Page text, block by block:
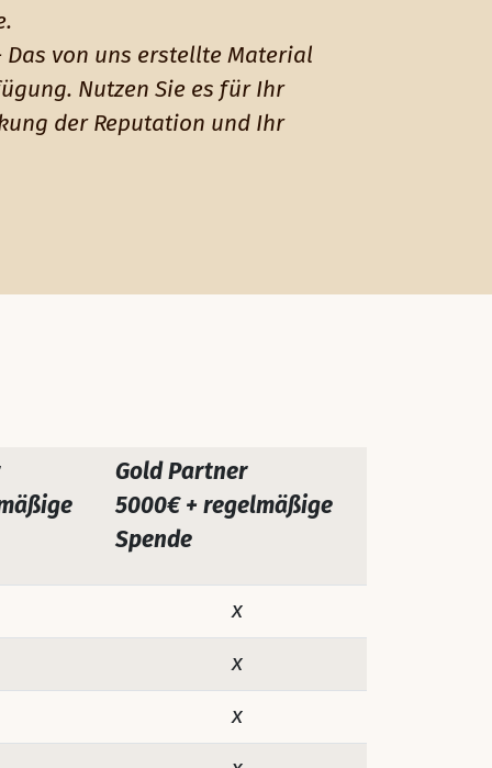
Das von uns erstellte Material
Nutzen Sie es für Ihr
der Reputation und Ihr
Gold Partner
5000€ + regelmäßige
Spende
x
x
x